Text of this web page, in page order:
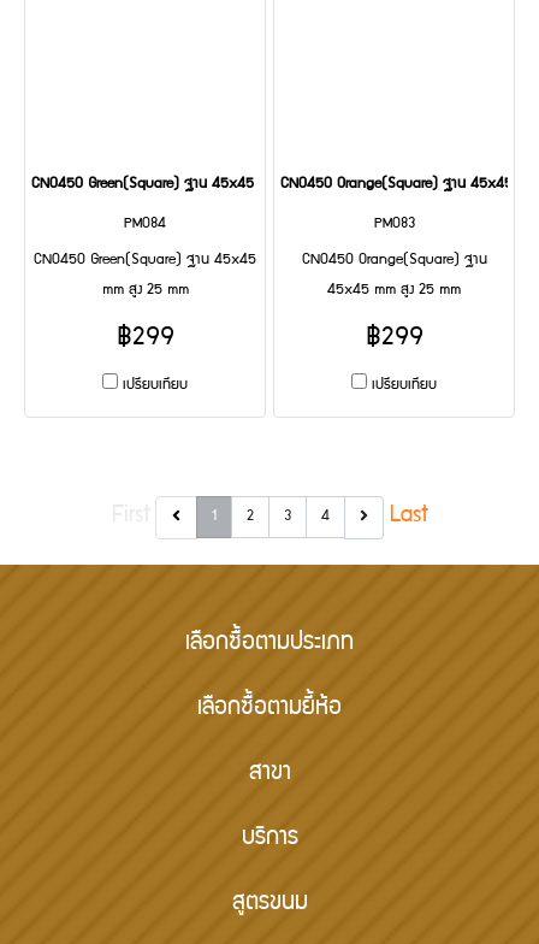
CN0450 Green(Square) ฐาน 45x45 mm สูง 25 mm
PM084
CN0450 Green(Square) ฐาน 45x45
mm สูง 25 mm
฿299
เปรียบเทียบ
CN0450 Orange(Square) ฐาน 45x45
PM083
CN0450 Orange(Square) ฐาน
45x45 mm สูง 25 mm
฿299
เปรียบเทียบ
1 2 3 4 Last
เลือกซื้อตามประเภท
เลือกซื้อตามยี้ห้อ
สาขา
บริการ
สูตรขนม